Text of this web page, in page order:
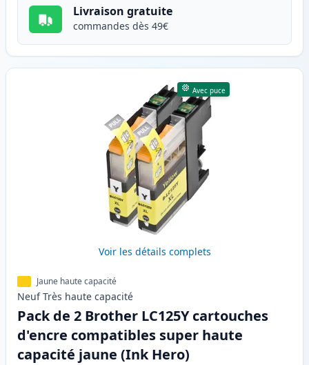
Livraison gratuite
commandes dès 49€
Avec puce
Voir les détails complets
Jaune haute capacité
Neuf Très haute capacité
Pack de 2 Brother LC125Y cartouches
d'encre compatibles super haute
capacité jaune (Ink Hero)